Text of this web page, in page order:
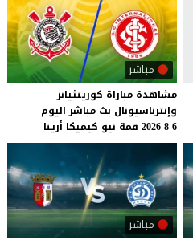
مباشر
مشاهدة مباراة كورينثيانز
وإنترناسيونال بث مباشر اليوم
6-8-2026
قمة نيو كيميكا أرينا
مباشر